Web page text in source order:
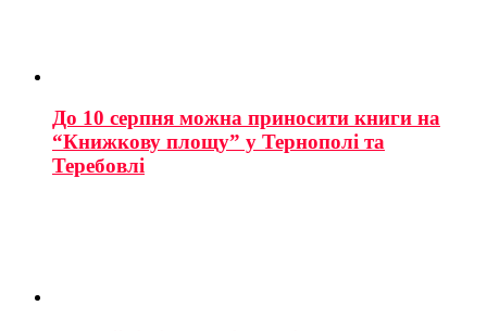
До 10 серпня можна приносити книги на
“Книжкову площу” у Тернополі та
Теребовлі